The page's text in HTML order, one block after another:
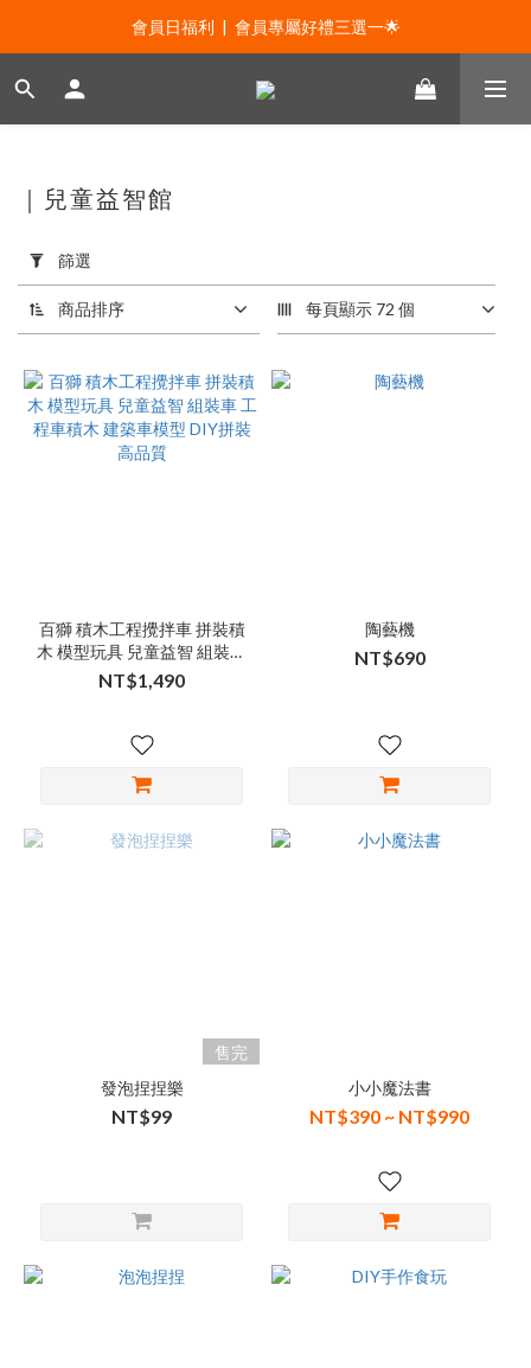
會員日福利  |  0元免運及100折價券 🙀
會員日福利  |  會員專屬好禮三選一🌟
新年贈禮：滿1130贈新年髮飾一款🧧
用
篩
選
(0/20)
銷
量
｜兒童益智館
篩選
商品排序 每頁顯示 72 個
百獅 積木工程攪拌車 拼裝積
木 模型玩具 兒童益智 組裝車
工程車積木 建築車模型 DIY
拼裝 高品質
NT$1,490
陶藝機
NT$690
售完
發泡捏捏樂
NT$99
小小魔法書
NT$390 ~ NT$990